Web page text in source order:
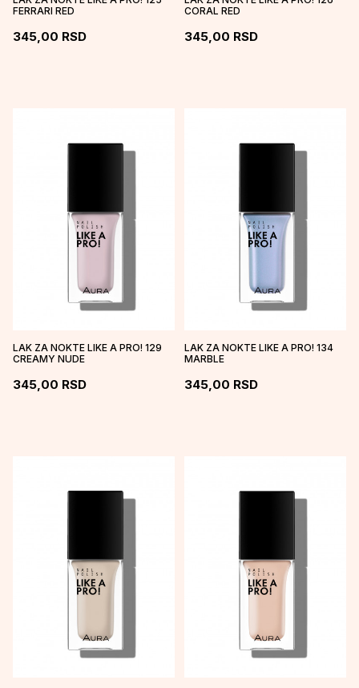
FERRARI RED
345,00 RSD
CORAL RED
345,00 RSD
LAK ZA NOKTE LIKE A PRO! 129
CREAMY NUDE
345,00 RSD
LAK ZA NOKTE LIKE A PRO! 134
MARBLE
345,00 RSD